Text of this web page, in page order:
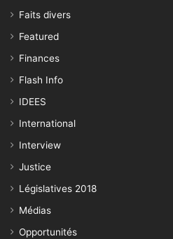
Faits divers
Featured
Finances
Flash Info
IDEES
International
Interview
Justice
Législatives 2018
Médias
Opportunités